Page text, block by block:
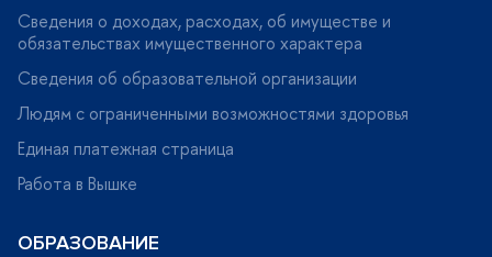
Сведения о доходах, расходах, об имуществе и
обязательствах имущественного характера
Сведения об образовательной организации
Людям с ограниченными возможностями здоровья
Единая платежная страница
Работа в Вышке
ОБРАЗОВАНИЕ